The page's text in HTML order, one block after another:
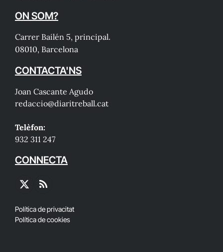
ON SOM?
Carrer Bailén 5, principal.
08010, Barcelona
CONTACTA'NS
Joan Cascante Agudo
redaccio@diaritreball.cat
Telèfon:
932 311 247
CONNECTA
X
RSS
Política de privacitat
Política de cookies